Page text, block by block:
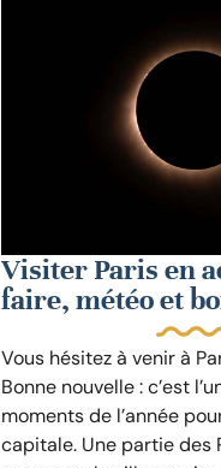
Visiter Paris en
faire, météo et
Vous hésitez à venir à
Bonne nouvelle : c’est
moments de l’année
capitale. Une partie des